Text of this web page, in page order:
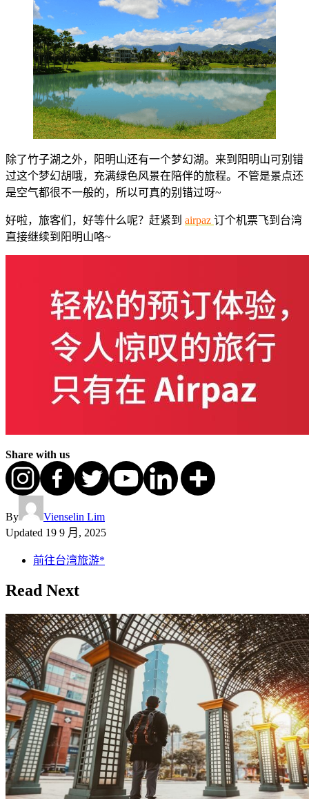
除了竹子湖之外，阳明山还有一个梦幻湖。来到阳明山可别错
过这个梦幻胡哦，充满绿色风景在陪伴的旅程。不管是景点还
是空气都很不一般的，所以可真的别错过呀~
好啦，旅客们，好等什么呢？赶紧到 airpaz 订个机票飞到台湾
直接继续到阳明山咯~
Share with us
By
Vienselin Lim
Updated 19 9 月, 2025
前往台湾旅游*
Read Next